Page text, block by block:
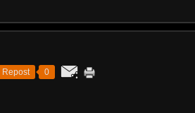
Repost 0